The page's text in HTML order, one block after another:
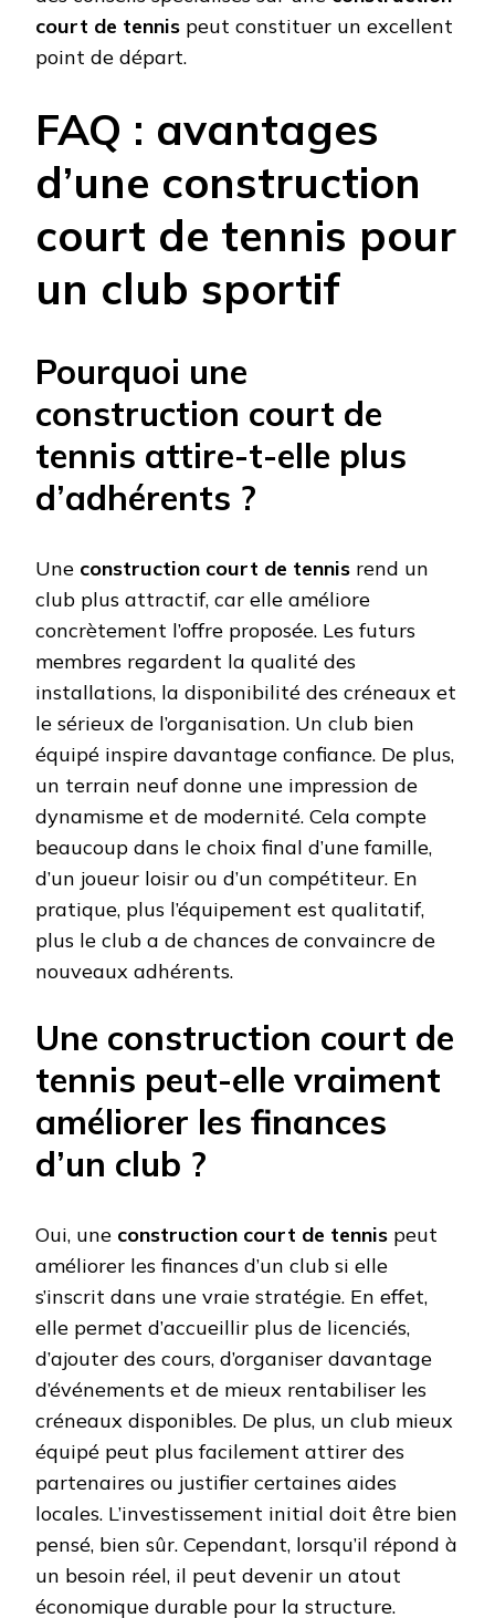
court de tennis peut constituer un excellent
point de départ.
FAQ : avantages
d’une construction
court de tennis pour
un club sportif
Pourquoi une
construction court de
tennis attire-t-elle plus
d’adhérents ?
Une construction court de tennis rend un
club plus attractif, car elle améliore
concrètement l’offre proposée. Les futurs
membres regardent la qualité des
installations, la disponibilité des créneaux et
le sérieux de l’organisation. Un club bien
équipé inspire davantage confiance. De plus,
un terrain neuf donne une impression de
dynamisme et de modernité. Cela compte
beaucoup dans le choix final d’une famille,
d’un joueur loisir ou d’un compétiteur. En
pratique, plus l’équipement est qualitatif,
plus le club a de chances de convaincre de
nouveaux adhérents.
Une construction court de
tennis peut-elle vraiment
améliorer les finances
d’un club ?
Oui, une construction court de tennis peut
améliorer les finances d’un club si elle
s’inscrit dans une vraie stratégie. En effet,
elle permet d’accueillir plus de licenciés,
d’ajouter des cours, d’organiser davantage
d’événements et de mieux rentabiliser les
créneaux disponibles. De plus, un club mieux
équipé peut plus facilement attirer des
partenaires ou justifier certaines aides
locales. L’investissement initial doit être bien
pensé, bien sûr. Cependant, lorsqu’il répond à
un besoin réel, il peut devenir un atout
économique durable pour la structure.